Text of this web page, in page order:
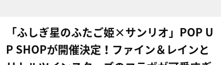
「ふしぎ星のふたご姫×サンリオ」POP U
P SHOPが開催決定！ファイン＆レインと